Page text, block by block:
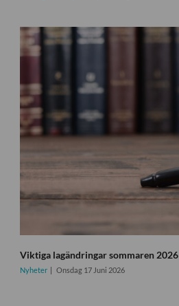
Viktiga lagändringar sommaren 2026
Nyheter Onsdag 17 Juni 2026